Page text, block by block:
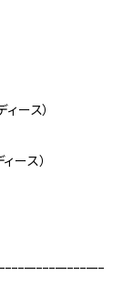
ース）
ース）